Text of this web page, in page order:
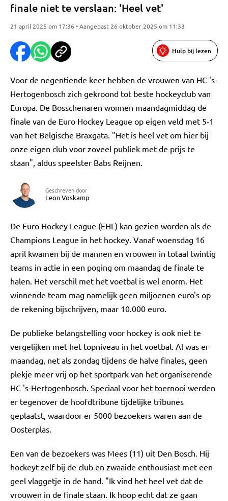
finale niet te verslaan: 'Heel vet'
21 april 2025 om 17:36 • Aangepast 26 oktober 2025 om 11:33
Hulp bij lezen
Voor de negentiende keer hebben de vrouwen van HC 's-
Hertogenbosch zich gekroond tot beste hockeyclub van
Europa. De Bosschenaren wonnen maandagmiddag de
finale van de Euro Hockey League op eigen veld met 5-1
van het Belgische Braxgata. "Het is heel vet om hier bij
onze eigen club voor zoveel publiek met de prijs te
staan", aldus speelster Babs Reijnen.
Geschreven door
Leon Voskamp
De Euro Hockey League (EHL) kan gezien worden als de
Champions League in het hockey. Vanaf woensdag 16
april kwamen bij de mannen en vrouwen in totaal twintig
teams in actie in een poging om maandag de finale te
halen. Het verschil met het voetbal is wel enorm. Het
winnende team mag namelijk geen miljoenen euro's op
de rekening bijschrijven, maar 10.000 euro.
De publieke belangstelling voor hockey is ook niet te
vergelijken met het topniveau in het voetbal. Al was er
maandag, net als zondag tijdens de halve finales, geen
plekje meer vrij op het sportpark van het organiserende
HC 's-Hertogenbosch. Speciaal voor het toernooi werden
er tegenover de hoofdtribune tijdelijke tribunes
geplaatst, waardoor er 5000 bezoekers waren aan de
Oosterplas.
Een van de bezoekers was Mees (11) uit Den Bosch. Hij
hockeyt zelf bij de club en zwaaide enthousiast met een
geel vlaggetje in de hand. "Ik vind het heel vet dat de
vrouwen in de finale staan. Ik hoop echt dat ze gaan